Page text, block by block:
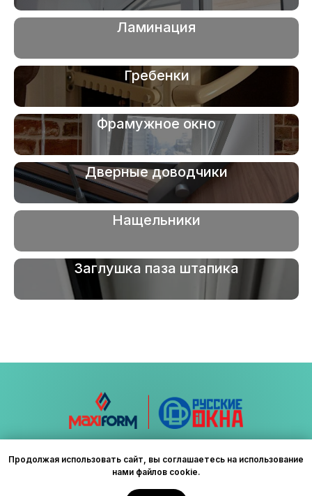
Продолжая использовать сайт, вы соглашаетесь на использование
нами файлов cookie.
Ламинация
Гребенки
Фрамужное окно
Дверные доводчики
Нащельники
Заглушка паза штапика
2025